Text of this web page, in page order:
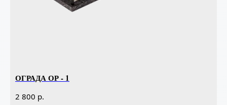
ОГРАДА ОР - 1
2 800 р.